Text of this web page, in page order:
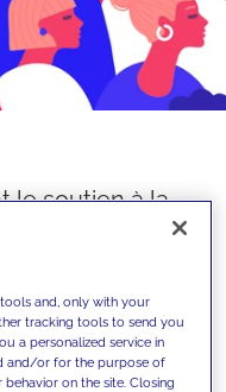
le soutien à la
renforce
de la
de la diversité
and, only with your
tracking tools to send you
a personalized service in
and/or for the purpose of
on the site. Closing